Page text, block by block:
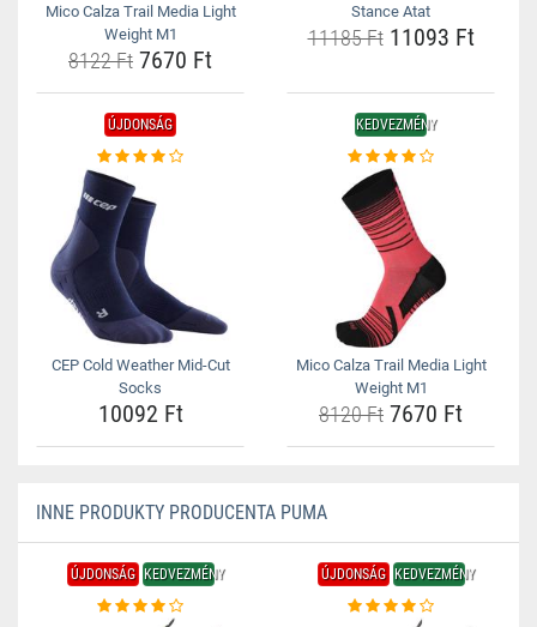
Mico Calza Trail Media Light
Weight M1
8122 Ft 7670 Ft
Stance Atat
11185 Ft11093 Ft
ÚJDONSÁG
CEP Cold Weather Mid-Cut
Socks
10092 Ft
KEDVEZMÉNY
Mico Calza Trail Media Light
Weight M1
8120 Ft 7670 Ft
INNE PRODUKTY PRODUCENTA PUMA
ÚJDONSÁG KEDVEZMÉNY ÚJDONSÁG KEDVEZMÉNY